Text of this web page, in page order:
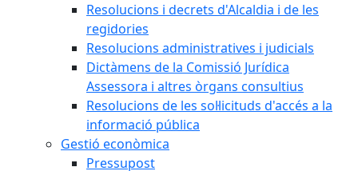
Resolucions i decrets d'Alcaldia i de les
regidories
Resolucions administratives i judicials
Dictàmens de la Comissió Jurídica
Assessora i altres òrgans consultius
Resolucions de les sol·licituds d'accés a la
informació pública
Gestió econòmica
Pressupost